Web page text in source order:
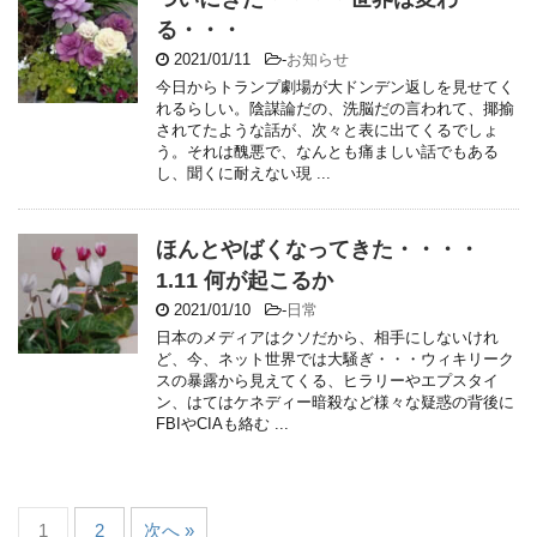
る・・・
2021/01/11 -お知らせ
今日からトランプ劇場が大ドンデン返しを見せてく
れるらしい。陰謀論だの、洗脳だの言われて、揶揄
されてたような話が、次々と表に出てくるでしょ
う。それは醜悪で、なんとも痛ましい話でもある
し、聞くに耐えない現 ...
ほんとやばくなってきた・・・・
1.11 何が起こるか
2021/01/10 - 日常
日本のメディアはクソだから、相手にしないけれ
ど、今、ネット世界では大騒ぎ・・・ウィキリーク
スの暴露から見えてくる、ヒラリーやエプスタイ
ン、はてはケネディー暗殺など様々な疑惑の背後に
FBIやCIAも絡む ...
1 2 次へ »